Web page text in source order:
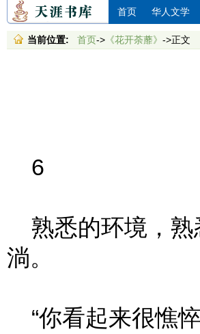
首页 华人文学
当前位置: 首页-> 《花开荼蘼》 ->正文
6
熟悉的环境，熟
淌。
“你看起来很憔